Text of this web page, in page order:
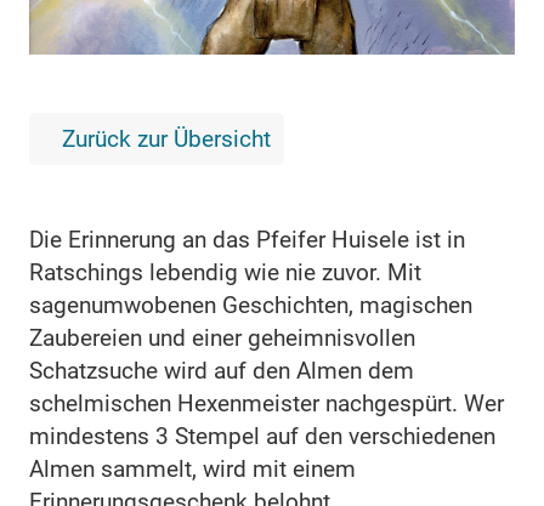
Zurück zur Übersicht
Die Erinnerung an das Pfeifer Huisele ist in
Ratschings lebendig wie nie zuvor. Mit
sagenumwobenen Geschichten, magischen
Zaubereien und einer geheimnisvollen
Schatzsuche wird auf den Almen dem
schelmischen Hexenmeister nachgespürt. Wer
mindestens 3 Stempel auf den verschiedenen
Almen sammelt, wird mit einem